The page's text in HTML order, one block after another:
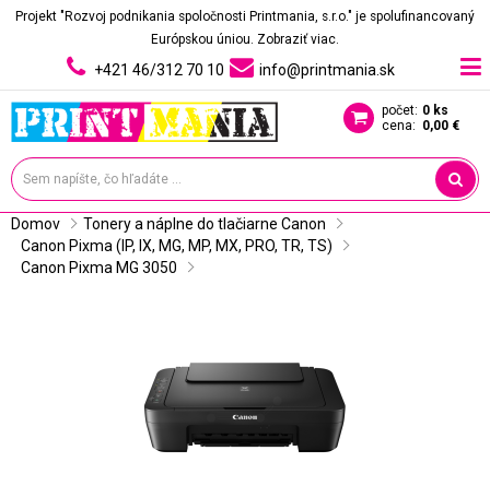
Projekt "Rozvoj podnikania spoločnosti Printmania, s.r.o." je spolufinancovaný
Európskou úniou. Zobraziť viac.
+421 46/312 70 10 info@printmania.sk
počet: 0 ks
cena: 0,00 €
Domov
Tonery a náplne do tlačiarne Canon
Canon Pixma (IP, IX, MG, MP, MX, PRO, TR, TS)
Canon Pixma MG 3050